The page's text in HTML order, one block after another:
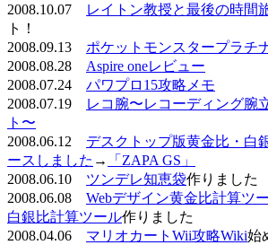
2008.10.07
レイトン教授と最後の時間
ト！
2008.09.13 ポケットモンスタープラチ
2008.08.28 Aspire oneレビュー
2008.07.24 パワプロ15攻略メモ
2008.07.19
レコ腕〜レコーディング腕
ト〜
2008.06.12 デスクトップ版黄金比・白
ースしました →
「ZAPA GS」
2008.06.10 ツンデレ知恵袋作りました
2008.06.08 Webデザイン黄金比計算ツ
白銀比計算ツール作りました
2008.04.06 マリオカートWii攻略Wiki始